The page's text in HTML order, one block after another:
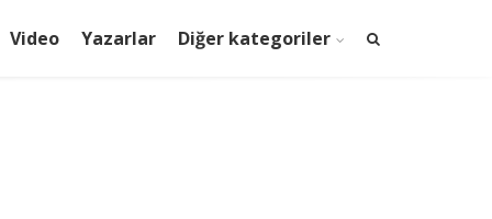
Video Yazarlar Diğer kategoriler